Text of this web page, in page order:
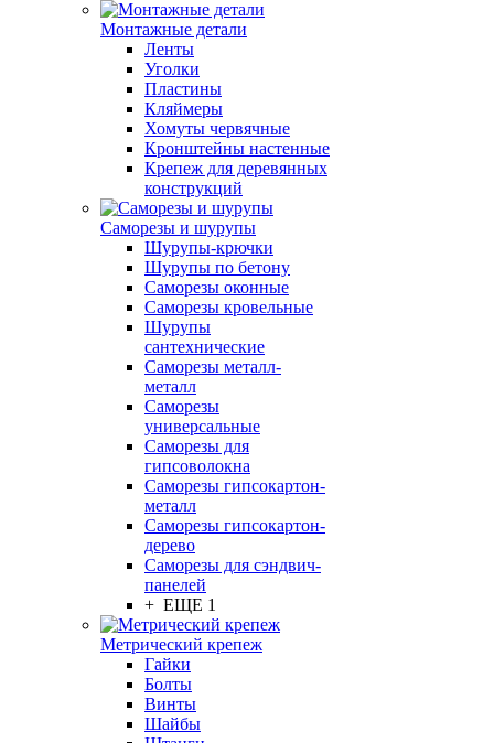
Монтажные детали
Ленты
Уголки
Пластины
Кляймеры
Хомуты червячные
Кронштейны настенные
Крепеж для деревянных
конструкций
Саморезы и шурупы
Шурупы-крючки
Шурупы по бетону
Саморезы оконные
Саморезы кровельные
Шурупы
сантехнические
Саморезы металл-
металл
Саморезы
универсальные
Саморезы для
гипсоволокна
Саморезы гипсокартон-
металл
Саморезы гипсокартон-
дерево
Саморезы для сэндвич-
панелей
+ ЕЩЕ 1
Метрический крепеж
Гайки
Болты
Винты
Шайбы